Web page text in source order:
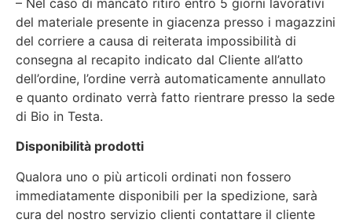
del materiale presente in giacenza presso i magazzini
del corriere a causa di reiterata impossibilità di
consegna al recapito indicato dal Cliente all’atto
dell’ordine, l’ordine verrà automaticamente annullato
e quanto ordinato verrà fatto rientrare presso la sede
di Bio in Testa.
Disponibilità prodotti
Qualora uno o più articoli ordinati non fossero
immediatamente disponibili per la spedizione, sarà
cura del nostro servizio clienti contattare il cliente